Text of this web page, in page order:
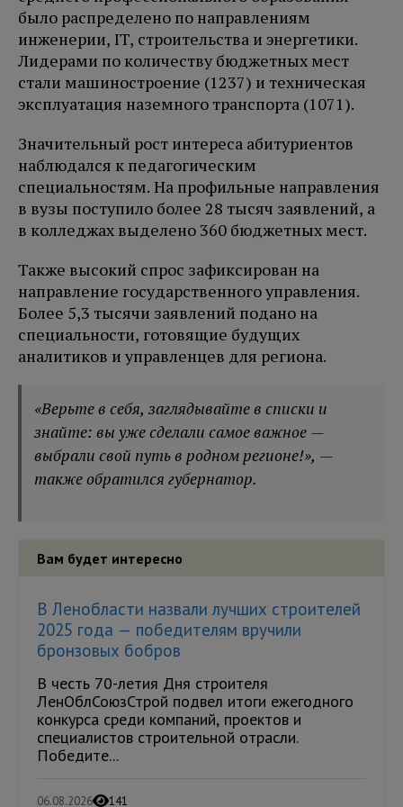
было распределено по направлениям
инженерии, IT, строительства и энергетики.
Лидерами по количеству бюджетных мест
стали машиностроение (1237) и техническая
эксплуатация наземного транспорта (1071).
Значительный рост интереса абитуриентов
наблюдался к педагогическим
специальностям. На профильные направления
в вузы поступило более 28 тысяч заявлений, а
в колледжах выделено 360 бюджетных мест.
Также высокий спрос зафиксирован на
направление государственного управления.
Более 5,3 тысячи заявлений подано на
специальности, готовящие будущих
аналитиков и управленцев для региона.
«Верьте в себя, заглядывайте в списки и
знайте: вы уже сделали самое важное —
выбрали свой путь в родном регионе!», —
также обратился губернатор.
Вам будет интересно
В Ленобласти назвали лучших строителей
2025 года — победителям вручили
бронзовых бобров
В честь 70-летия Дня строителя
ЛенОблСоюзСтрой подвел итоги ежегодного
конкурса среди компаний, проектов и
специалистов строительной отрасли.
Победите...
06.08.2026 141